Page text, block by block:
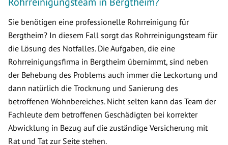
Sie benötigen eine professionelle Rohrreinigung für
Bergtheim? In diesem Fall sorgt das Rohrreinigungsteam für
die Lösung des Notfalles. Die Aufgaben, die eine
Rohrreinigungsfirma in Bergtheim übernimmt, sind neben
der Behebung des Problems auch immer die Leckortung und
dann natürlich die Trocknung und Sanierung des
betroffenen Wohnbereiches. Nicht selten kann das Team der
Fachleute dem betroffenen Geschädigten bei korrekter
Abwicklung in Bezug auf die zuständige Versicherung mit
Rat und Tat zur Seite stehen.